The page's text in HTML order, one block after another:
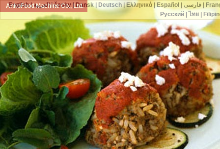
AnkoFood Machine Co., Ltd.
English|العربية|česky| Dansk| Deutsch|Ελληνικά|Español فارسی|
Русский| ไทย|